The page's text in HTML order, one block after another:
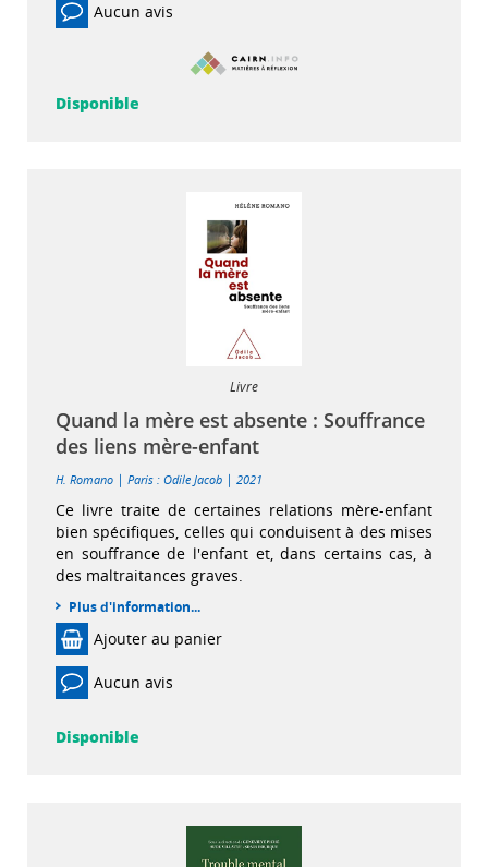
Aucun avis
Disponible
Livre
Quand la mère est absente : Souffrance
des liens mère-enfant
H. Romano | Paris : Odile Jacob | 2021
Ce livre traite de certaines relations mère-enfant
bien spécifiques, celles qui conduisent à des mises
en souffrance de l'enfant et, dans certains cas, à
des maltraitances graves.
Plus d'information...
Ajouter au panier
Aucun avis
Disponible